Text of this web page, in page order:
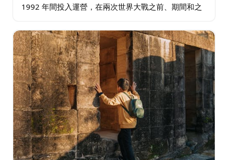
1992 年間投入運營，在兩次世界大戰之前、期間和之
您將在導遊的帶領下參觀重要地標-…